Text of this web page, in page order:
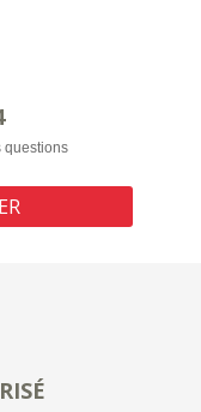
questions